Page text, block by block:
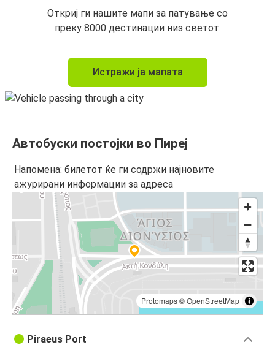
Откриј ги нашите мапи за патување со
преку 8000 дестинации низ светот.
Истражи ја мапата
Автобуски постојки во Пиреј
Напомена: билетот ќе ги содржи најновите
ажурирани информации за адреса
Protomaps©OpenStreetMap
Piraeus Port